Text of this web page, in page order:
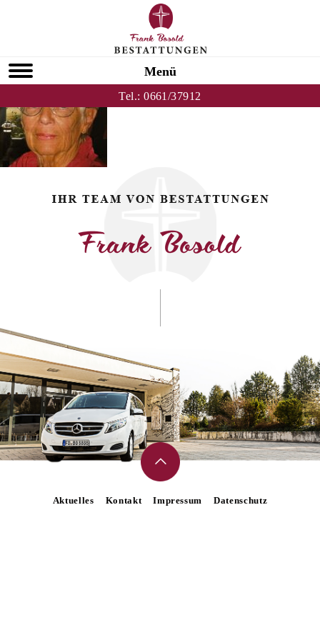
Menü
Tel.:0661/37912
HOMEPAGE
Aktuelles Kontakt Impressum Datenschutz